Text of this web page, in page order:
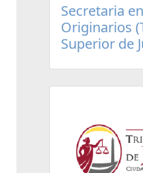
Secretaria
Originarios
Superior de